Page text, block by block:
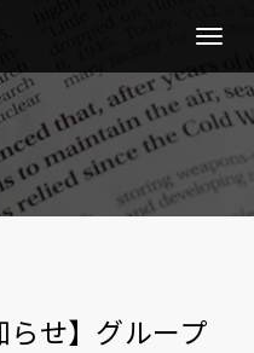
Toggle
らせ】グループ